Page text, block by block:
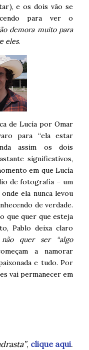
e os dois vão se
para ver o
demora muito para
eles.
de Lucía por Omar
para “ela estar
assim os dois
significativos,
em que Lucía
de fotografia – um
ela nunca levou
de verdade.
que quer que esteja
Pablo deixa claro
não quer ser “algo
a namorar
e tudo. Por
vai permanecer em
, clique aqui.